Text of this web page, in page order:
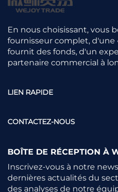
En nous choisissant, vous
fournisseur complet, d'une
fournit des fonds, d'un
partenaire commercial à
LIEN RAPIDE
CONTACTEZ-NOUS
BOÎTE DE RÉCEPTION À
Inscrivez-vous à notre
dernières actualités du
des analyses de notre